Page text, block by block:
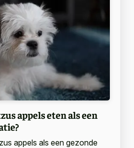
appels eten als een
appels als een gezonde